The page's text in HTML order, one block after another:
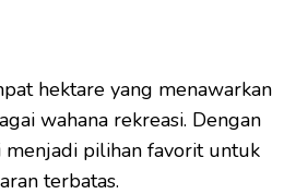
hektare yang menawarkan
wahana rekreasi. Dengan
menjadi pilihan favorit untuk
terbatas.